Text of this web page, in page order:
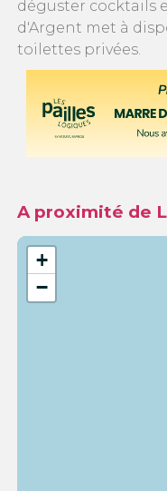
déguster cocktails
d'Argent met à
toilettes privées.
A proximité de
+
−